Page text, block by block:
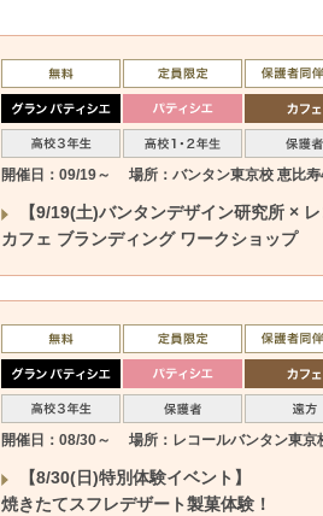
開催日：09/19～ 場所：バンタン東京校 恵比
【9/19(土)バンタンデザイン研究所 ×
カフェ ブランディング ワークショップ
開催日：08/30～ 場所：レコールバンタン東京
【8/30(日)特別体験イベント】
焼きたてスフレデザート製菓体験！